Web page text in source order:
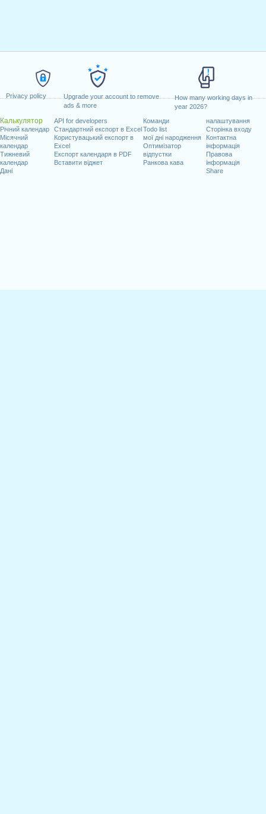
Privacy policy
Upgrade your account to remove
ads & more
How many working days in
year 2026?
Калькулятор
Річний календар
Місячний
календар
Тижневий
календар
Дані
API for developers
Стандартний експорт в Excel
Користувацький експорт в
Excel
Експорт календаря в PDF
Вставити віджет
Команди
Todo list
мої дні народження
Оптимізатор
відпустки
Ранкова кава
налаштування
Сторінка входу
Контактна
інформація
Правова
інформація
Share